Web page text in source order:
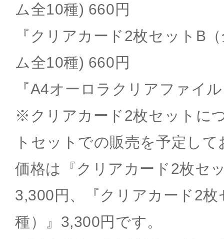
ム全10種) 660円
『クリアカード2枚セットB
ム全10種) 660円
『A4オーロラクリアファイ
※クリアカード2枚セットに
トセットでの販売を予定し
価格は『クリアカード2枚セ
3,300円、『クリアカード2
種）』3,300円です。